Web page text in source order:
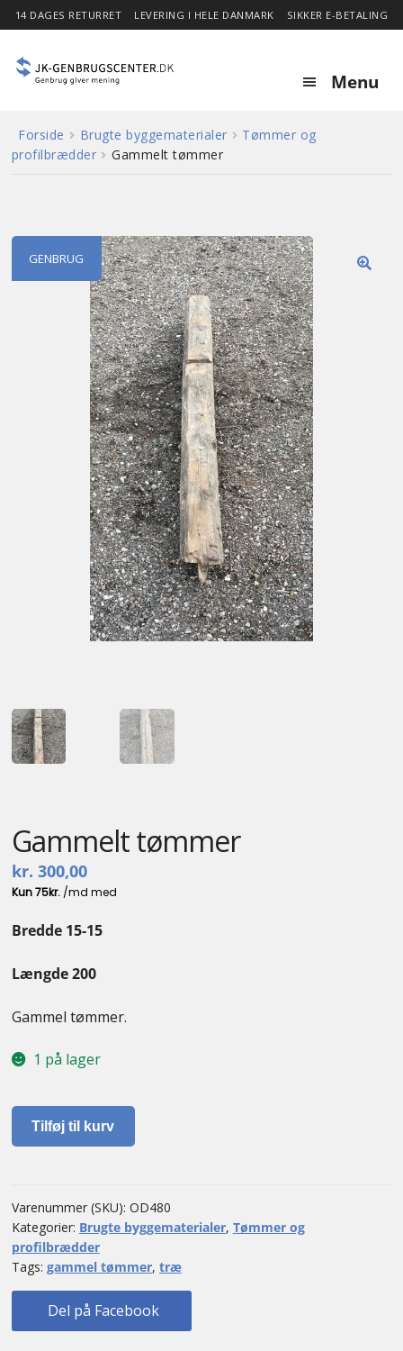
14 DAGES RETURRET LEVERING I HELE DANMARK SIKKER E-BETALING
Menu
Forside
Stor besparelse
Forside Brugte byggematerialer
Tømmer og
profilbrædder
Gammelt tømmer
GENBRUG
Gammelt tømmer
kr. 300,00
Bredde 15-15
Længde 200
Gammel tømmer.
1 på lager
Gammelt
tømmer
Tilføj til kurv
Varenummer (SKU): OD480
Kategorier: Brugte byggematerialer, Tømmer og
profilbrædder
Tags: gammel tømmer, træ
Del på Facebook